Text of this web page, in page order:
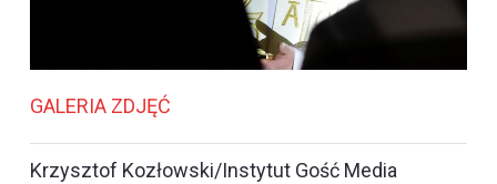
GALERIA ZDJĘĆ
Krzysztof Kozłowski/Instytut Gość Media